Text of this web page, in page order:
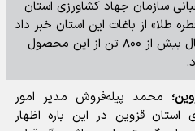
سازمان جهاد کشاورزی استان
طلا» از باغات این استان خبر داد
و گفت: پیش‌بینی می‌شود امسال بیش از ۸۰۰ تن از این محصول
محمد پیله‌فروش مدیر امور
استان قزوین در این باره اظهار